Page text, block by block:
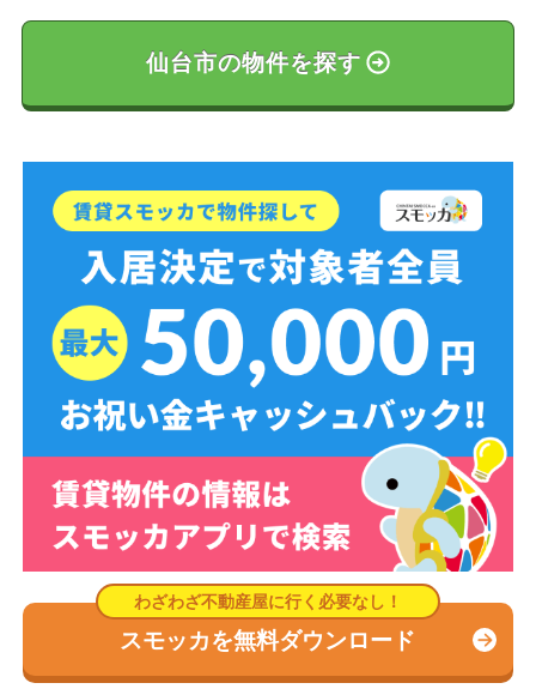
仙台市の物件を探す
スモッカを無料ダウンロード